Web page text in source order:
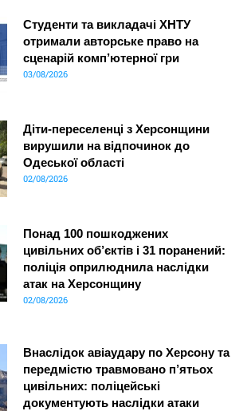
Студенти та викладачі ХНТУ
отримали авторське право на
сценарій комп’ютерної гри
03/08/2026
Діти-переселенці з Херсонщини
вирушили на відпочинок до
Одеської області
02/08/2026
Понад 100 пошкоджених
цивільних об’єктів і 31 поранений:
поліція оприлюднила наслідки
атак на Херсонщину
02/08/2026
Внаслідок авіаудару по Херсону та
передмістю травмовано п’ятьох
цивільних: поліцейські
документують наслідки атаки